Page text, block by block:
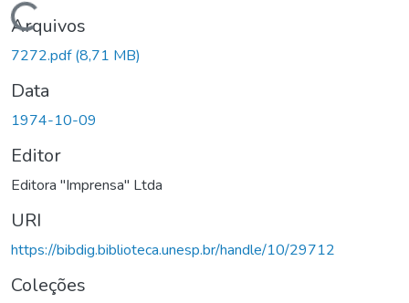
Carregando...
Arquivos
7272.pdf(8,71 MB)
Data
1974-10-09
Editor
Editora "Imprensa" Ltda
URI
https://bibdig.biblioteca.unesp.br/handle/10/29712
Coleções